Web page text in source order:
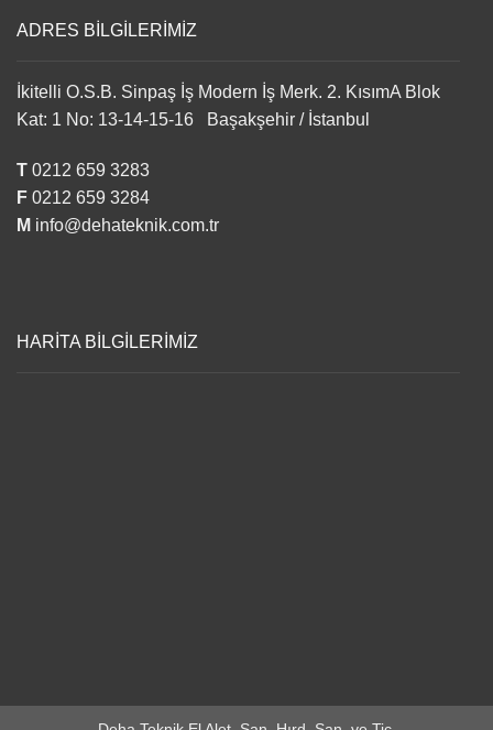
ADRES BİLGİLERİMİZ
İkitelli O.S.B. Sinpaş İş Modern İş Merk. 2. KısımA Blok
Kat: 1 No: 13-14-15-16 Başakşehir / İstanbul
T 0212 659 3283
F 0212 659 3284
M info@dehateknik.com.tr
HARİTA BİLGİLERİMİZ